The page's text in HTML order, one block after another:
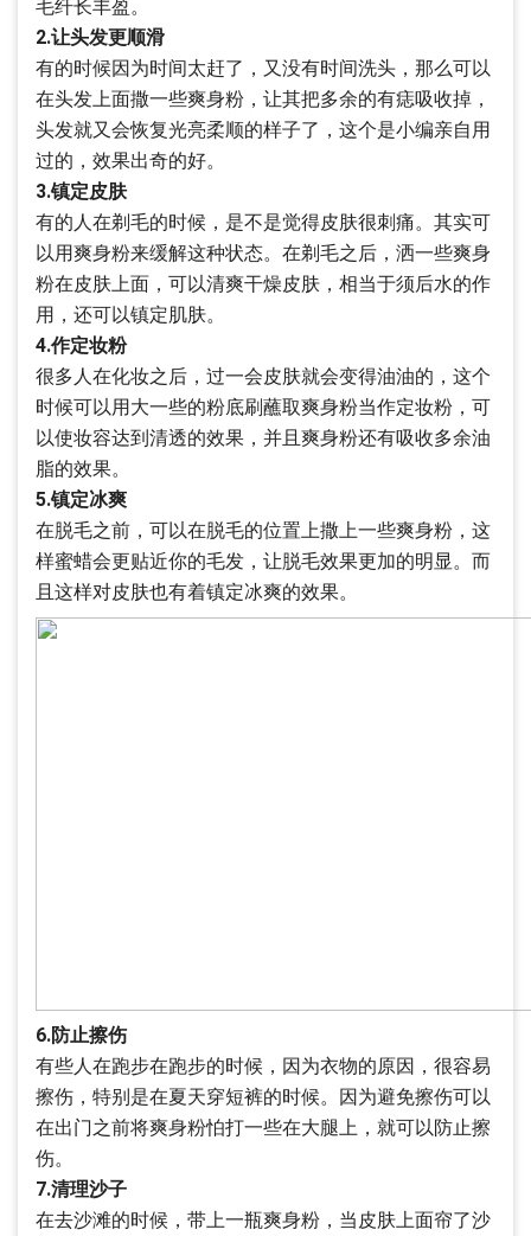
毛纤长丰盈。
2.让头发更顺滑
有的时候因为时间太赶了，又没有时间洗头，那么可以
在头发上面撒一些爽身粉，让其把多余的有痣吸收掉，
头发就又会恢复光亮柔顺的样子了，这个是小编亲自用
过的，效果出奇的好。
3.镇定皮肤
有的人在剃毛的时候，是不是觉得皮肤很刺痛。其实可
以用爽身粉来缓解这种状态。在剃毛之后，洒一些爽身
粉在皮肤上面，可以清爽干燥皮肤，相当于须后水的作
用，还可以镇定肌肤。
4.作定妆粉
很多人在化妆之后，过一会皮肤就会变得油油的，这个
时候可以用大一些的粉底刷蘸取爽身粉当作定妆粉，可
以使妆容达到清透的效果，并且爽身粉还有吸收多余油
脂的效果。
5.镇定冰爽
在脱毛之前，可以在脱毛的位置上撒上一些爽身粉，这
样蜜蜡会更贴近你的毛发，让脱毛效果更加的明显。而
且这样对皮肤也有着镇定冰爽的效果。
6.防止擦伤
有些人在跑步在跑步的时候，因为衣物的原因，很容易
擦伤，特别是在夏天穿短裤的时候。因为避免擦伤可以
在出门之前将爽身粉怕打一些在大腿上，就可以防止擦
伤。
7.清理沙子
在去沙滩的时候，带上一瓶爽身粉，当皮肤上面帘了沙